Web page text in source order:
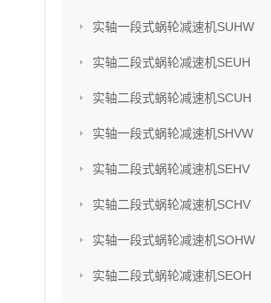
实轴一段式蜗轮减速机SUHW
实轴二段式蜗轮减速机SEUH
实轴二段式蜗轮减速机SCUH
实轴一段式蜗轮减速机SHVW
实轴二段式蜗轮减速机SEHV
实轴二段式蜗轮减速机SCHV
实轴一段式蜗轮减速机SOHW
实轴二段式蜗轮减速机SEOH